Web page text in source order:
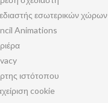
εσωτερικών χώρων
Animations
ιστότοπου
cookie